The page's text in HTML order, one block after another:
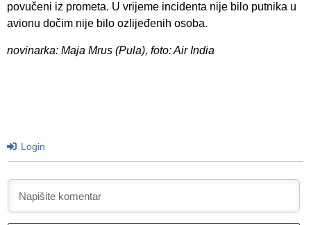
povučeni iz prometa. U vrijeme incidenta nije bilo putnika u
avionu dočim nije bilo ozlijeđenih osoba.
novinarka: Maja Mrus (Pula), foto: Air India
Login